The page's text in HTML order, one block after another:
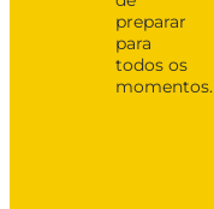
preparar
para
todos os
momentos.